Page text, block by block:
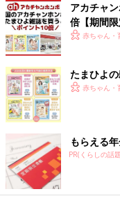
アカチャ
倍【期間限
赤ちゃん・
たまひよ
赤ちゃん・
もらえる
PR(くらしの話